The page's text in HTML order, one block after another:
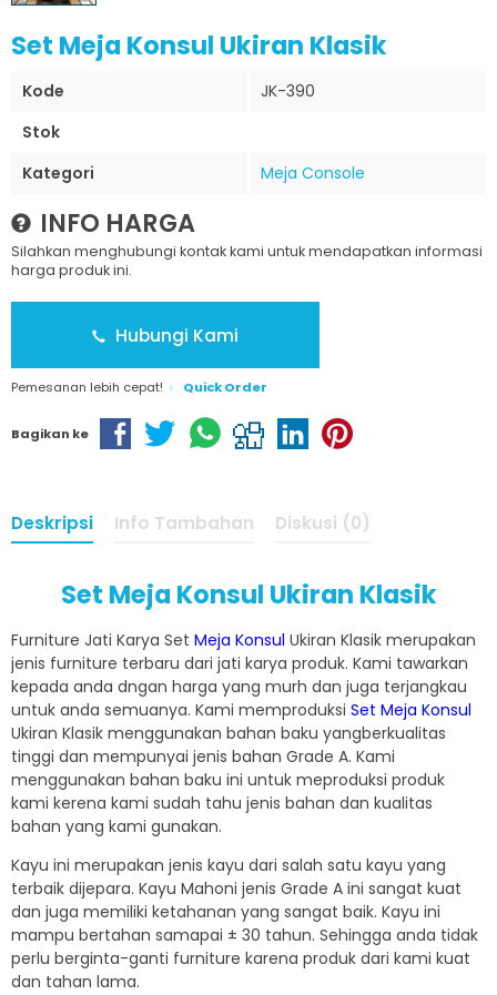
Set Meja Konsul Ukiran Klasik
Kode
JK-390
Stok
Kategori
Meja Console
INFO HARGA
Silahkan menghubungi kontak kami untuk mendapatkan informasi
harga produk ini.
Hubungi Kami
Pemesanan lebih cepat! Quick Order
Bagikan ke
Deskripsi Info Tambahan Diskusi (0)
Set Meja Konsul Ukiran Klasik
Furniture Jati Karya Set Meja Konsul Ukiran Klasik merupakan
jenis furniture terbaru dari jati karya produk. Kami tawarkan
kepada anda dngan harga yang murh dan juga terjangkau
untuk anda semuanya. Kami memproduksi Set Meja Konsul
Ukiran Klasik menggunakan bahan baku yangberkualitas
tinggi dan mempunyai jenis bahan Grade A. Kami
menggunakan bahan baku ini untuk meproduksi produk
kami kerena kami sudah tahu jenis bahan dan kualitas
bahan yang kami gunakan.
Kayu ini merupakan jenis kayu dari salah satu kayu yang
terbaik dijepara. Kayu Mahoni jenis Grade A ini sangat kuat
dan juga memiliki ketahanan yang sangat baik. Kayu ini
mampu bertahan samapai ± 30 tahun. Sehingga anda tidak
perlu berginta-ganti furniture karena produk dari kami kuat
dan tahan lama.